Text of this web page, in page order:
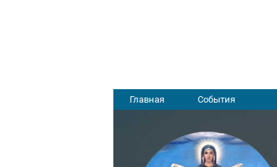
Главная События